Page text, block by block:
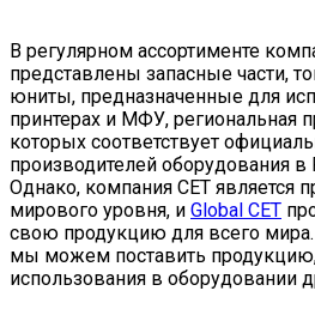
В регулярном ассортименте
представлены запасные части,
юниты, предназначенные для
принтерах и МФУ, региональная
которых соответствует
производителей оборудования в
Однако, компания CET является
мирового уровня, и Global CET
свою продукцию для всего
мы можем поставить
использования в оборудовании